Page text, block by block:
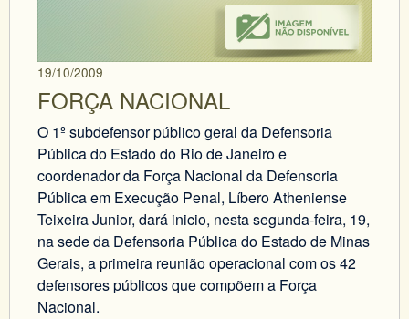
19/10/2009
FORÇA NACIONAL
O 1º subdefensor público geral da Defensoria
Pública do Estado do Rio de Janeiro e
coordenador da Força Nacional da Defensoria
Pública em Execução Penal, Líbero Atheniense
Teixeira Junior, dará inicio, nesta segunda-feira, 19,
na sede da Defensoria Pública do Estado de Minas
Gerais, a primeira reunião operacional com os 42
defensores públicos que compõem a Força
Nacional.